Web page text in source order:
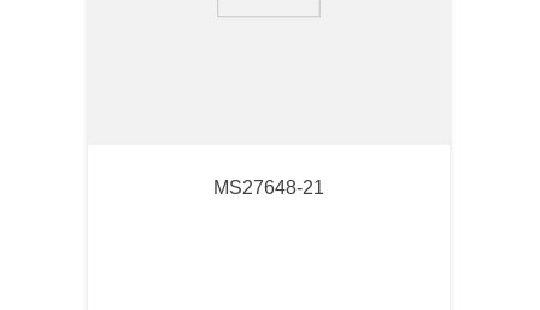
MS27648-21